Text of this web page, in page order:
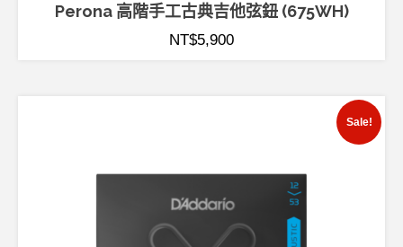
Perona 高階手工古典吉他弦鈕 (675WH)
NT$5,900
Sale!